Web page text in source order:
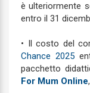
è ulteriormente
entro il 31
• Il costo del
Chance 2025
pacchetto
For Mum Online